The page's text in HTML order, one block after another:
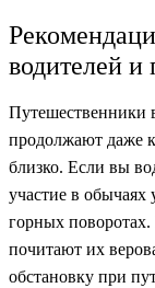
водителей и
Путешественники
продолжают даже
близко. Если вы
участие в
горных
почитают их
обстановку при